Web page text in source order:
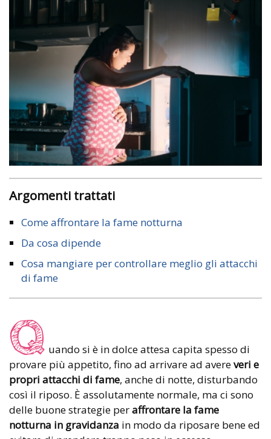
Argomenti trattati
Come affrontare la fame notturna
Da cosa dipende
Cosa mangiare per controllare meglio gli attacchi
di fame
Q uando si è in dolce attesa capita spesso di
provare più appetito, fino ad arrivare ad avereveri e
propri attacchi di fame, anche di notte, disturbando
così il riposo. È assolutamente normale, ma ci sono
delle buone strategie peraffrontare la fame
notturna in gravidanza in modo da riposare bene ed